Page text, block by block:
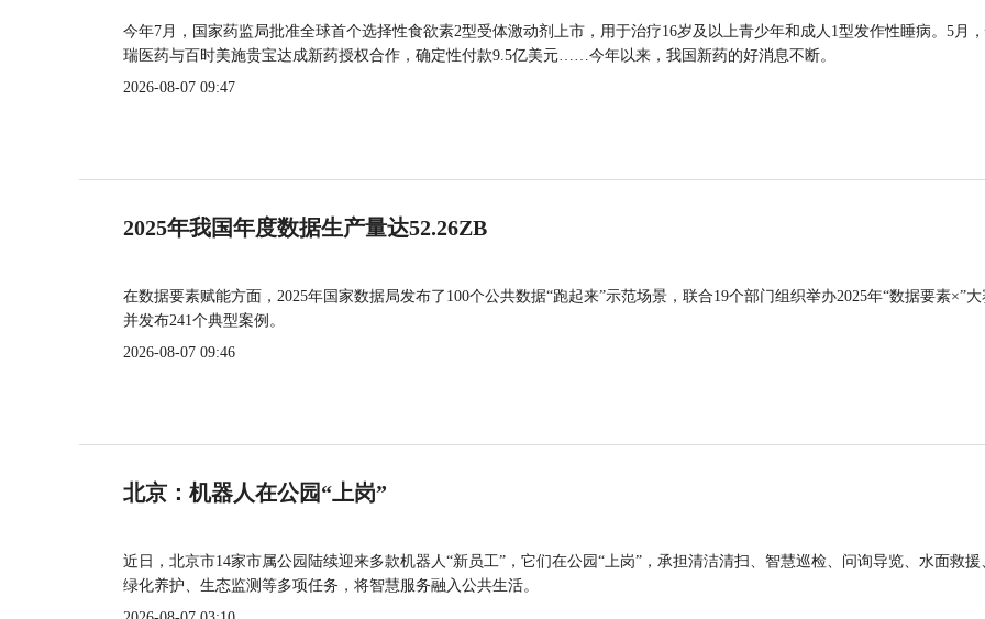
今年7月，国家药监局批准全球首个选择性食欲素2型受体激动剂上市，用于治疗16岁及以上青少年和成人1型发作性睡病。5月
瑞医药与百时美施贵宝达成新药授权合作，确定性付款9.5亿美元……今年以来，我国新药的好消息不断。
2026-08-07 09:47
2025年我国年度数据生产量达52.26ZB
在数据要素赋能方面，2025年国家数据局发布了100个公共数据“跑起来”示范场景，联合19个部门组织举办2025年“数据要素×”大
并发布241个典型案例。
2026-08-07 09:46
北京：机器人在公园“上岗”
近日，北京市14家市属公园陆续迎来多款机器人“新员工”，它们在公园“上岗”，承担清洁清扫、智慧巡检、问询导览、水面救援
绿化养护、生态监测等多项任务，将智慧服务融入公共生活。